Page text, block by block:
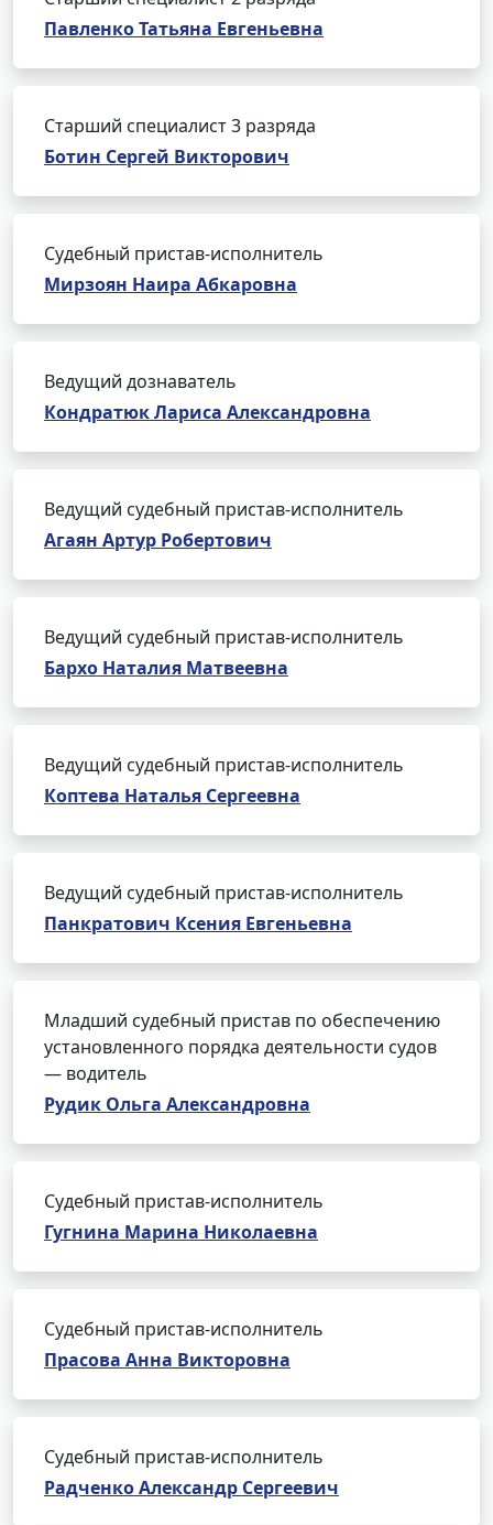
Павленко Татьяна Евгеньевна
Старший специалист 3 разряда
Ботин Сергей Викторович
Судебный пристав-исполнитель
Мирзоян Наира Абкаровна
Ведущий дознаватель
Кондратюк Лариса Александровна
Ведущий судебный пристав-исполнитель
Агаян Артур Робертович
Ведущий судебный пристав-исполнитель
Бархо Наталия Матвеевна
Ведущий судебный пристав-исполнитель
Коптева Наталья Сергеевна
Ведущий судебный пристав-исполнитель
Панкратович Ксения Евгеньевна
Младший судебный пристав по обеспечению
установленного порядка деятельности судов
— водитель
Рудик Ольга Александровна
Судебный пристав-исполнитель
Гугнина Марина Николаевна
Судебный пристав-исполнитель
Прасова Анна Викторовна
Судебный пристав-исполнитель
Радченко Александр Сергеевич